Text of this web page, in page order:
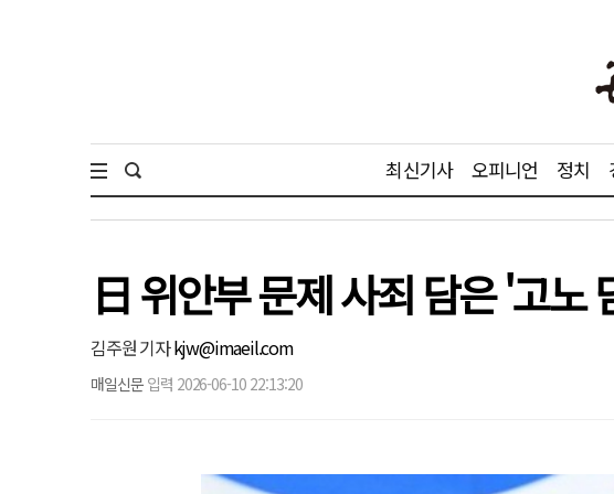
최신기사 오피니언 정치
日 위안부 문제 사죄 담은 '고노
김주원 기자kjw@imaeil.com
매일신문 입력 2026-06-10 22:13:20